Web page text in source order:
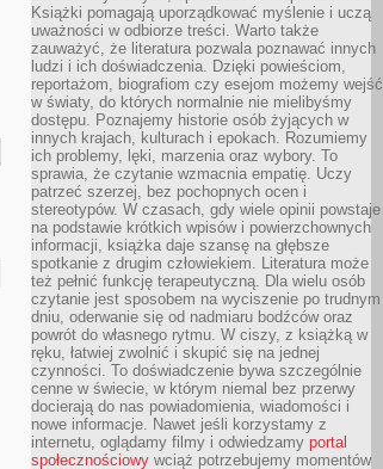
Książki pomagają uporządkować myślenie i uczą
uważności w odbiorze treści. Warto także
zauważyć, że literatura pozwala poznawać innych
ludzi i ich doświadczenia. Dzięki powieściom,
reportażom, biografiom czy esejom możemy wejść
w światy, do których normalnie nie mielibyśmy
dostępu. Poznajemy historie osób żyjących w
innych krajach, kulturach i epokach. Rozumiemy
ich problemy, lęki, marzenia oraz wybory. To
sprawia, że czytanie wzmacnia empatię. Uczy
patrzeć szerzej, bez pochopnych ocen i
stereotypów. W czasach, gdy wiele opinii powstaje
na podstawie krótkich wpisów i powierzchownych
informacji, książka daje szansę na głębsze
spotkanie z drugim człowiekiem. Literatura może
też pełnić funkcję terapeutyczną. Dla wielu osób
czytanie jest sposobem na wyciszenie po trudnym
dniu, oderwanie się od nadmiaru bodźców oraz
powrót do własnego rytmu. W ciszy, z książką w
ręku, łatwiej zwolnić i skupić się na jednej
czynności. To doświadczenie bywa szczególnie
cenne w świecie, w którym niemal bez przerwy
docierają do nas powiadomienia, wiadomości i
nowe informacje. Nawet jeśli korzystamy z
internetu, oglądamy filmy i odwiedzamy portal
społecznościowy wciąż potrzebujemy momentów